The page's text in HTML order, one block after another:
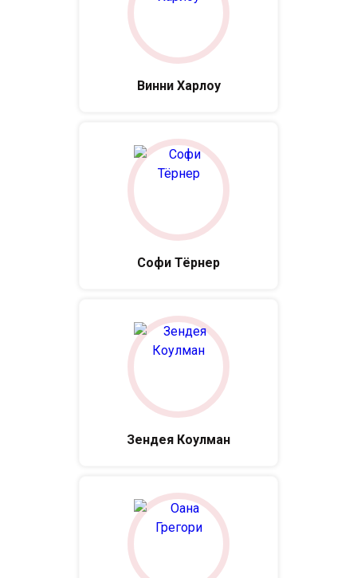
Винни Харлоу
Софи Тёрнер
Зендея Коулман